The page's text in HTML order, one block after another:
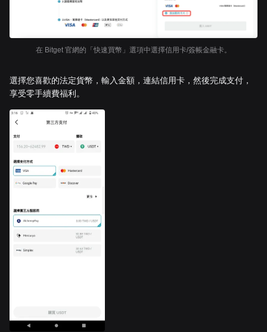
在 Bitget 官網的「快速買幣」選項中選擇信用卡/簽帳金融卡。
選擇您喜歡的法定貨幣，輸入金額，連結信用卡，然後完成支付，
享受零手續費福利。